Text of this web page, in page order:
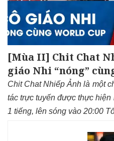
[Mùa II] Chit Chat
giáo Nhi “nóng”
Chit Chat Nhiếp Ảnh là một
tác trực tuyến được thực
1 tiếng, lên sóng vào 20:00